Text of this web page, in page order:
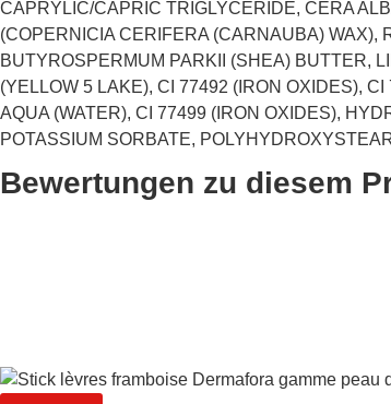
CAPRYLIC/CAPRIC TRIGLYCERIDE, CERA
(COPERNICIA CERIFERA (CARNAUBA) WAX),
BUTYROSPERMUM PARKII (SHEA) BUTTER,
(YELLOW 5 LAKE), CI 77492 (IRON OXIDES),
AQUA (WATER), CI 77499 (IRON OXIDES),
POTASSIUM SORBATE,
Bewertungen zu diesem